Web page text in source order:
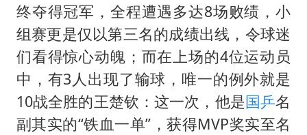
宇树科技中一签需缴款7.54万元
国防部：中国军队坚决反制任何闹海挑衅图谋
陈幸同晋级WTT横滨冠军赛8强
百花奖开幕式
两名乘客在飞机上因调节座椅起冲突
终夺得冠军，全程遭遇多达8场败绩，小
组赛更是仅以第三名的成绩出线，令球迷
们看得惊心动魄；而在上场的4位运动员
中，有3人出现了输球，唯一的例外就是
10战全胜的王楚钦 ：这一次，他是国乒名
副其实的“铁血一单”，获得MVP奖实至名